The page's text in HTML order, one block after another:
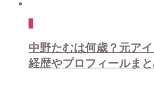
3
中野たむは何歳？元ア
経歴やプロフィールまと